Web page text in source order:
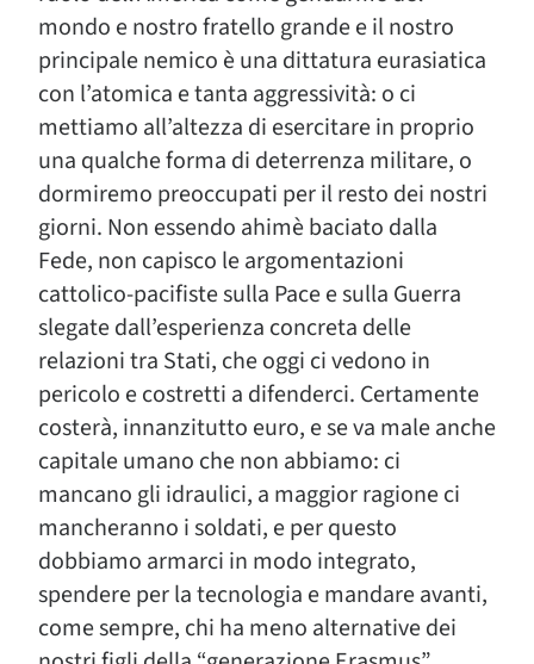
mondo e nostro fratello grande e il nostro
principale nemico è una dittatura eurasiatica
con l’atomica e tanta aggressività: o ci
mettiamo all’altezza di esercitare in proprio
una qualche forma di deterrenza militare, o
dormiremo preoccupati per il resto dei nostri
giorni. Non essendo ahimè baciato dalla
Fede, non capisco le argomentazioni
cattolico-pacifiste sulla Pace e sulla Guerra
slegate dall’esperienza concreta delle
relazioni tra Stati, che oggi ci vedono in
pericolo e costretti a difenderci. Certamente
costerà, innanzitutto euro, e se va male anche
capitale umano che non abbiamo: ci
mancano gli idraulici, a maggior ragione ci
mancheranno i soldati, e per questo
dobbiamo armarci in modo integrato,
spendere per la tecnologia e mandare avanti,
come sempre, chi ha meno alternative dei